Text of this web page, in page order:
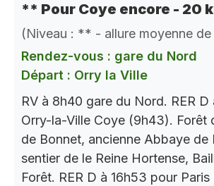
** Pour Coye encore - 20
(Niveau : ** - allure moyenne
Rendez-vous : gare du Nord
Départ : Orry la Ville
RV à 8h40 gare du Nord. RER
Orry-la-Ville Coye (9h43). Forêt
de Bonnet, ancienne Abbaye de
sentier de le Reine Hortense,
Forêt. RER D à 16h53 pour